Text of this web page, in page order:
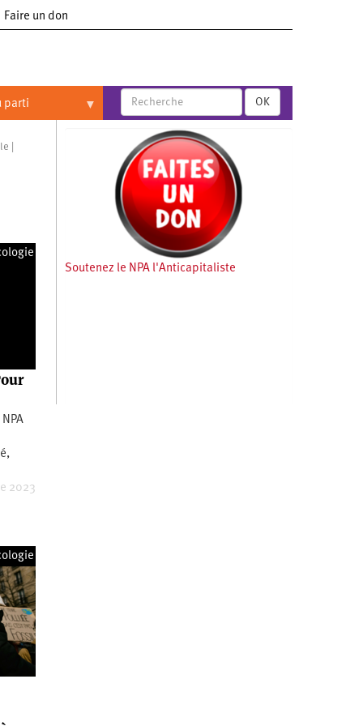
Faire un don
parti OK
2023
Soutenez le NPA l'Anticapitaliste